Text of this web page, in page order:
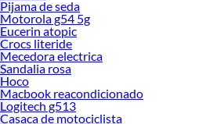
Pijama de seda
Motorola g54 5g
Eucerin atopic
Crocs literide
Mecedora electrica
Sandalia rosa
Hoco
Macbook reacondicionado
Logitech g513
Casaca de motociclista